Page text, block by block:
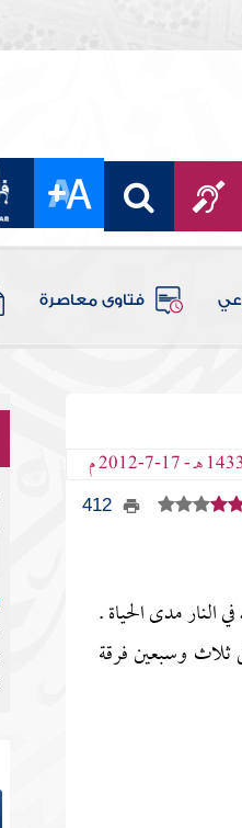
فتاوى معاصرة
412
النار مدى الحياة .
وسبعين فرقة